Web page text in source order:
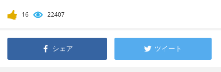
16 22407
シェア ツイート